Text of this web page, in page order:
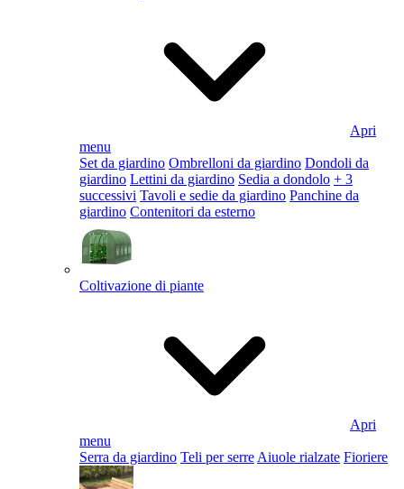
Apri
menu
Set da giardino Ombrelloni da giardino Dondoli da
giardino Lettini da giardino Sedia a dondolo + 3
successivi Tavoli e sedie da giardino Panchine da
giardino Contenitori da esterno
Coltivazione di piante
Apri
menu
Serra da giardino Teli per serre Aiuole rialzate Fioriere